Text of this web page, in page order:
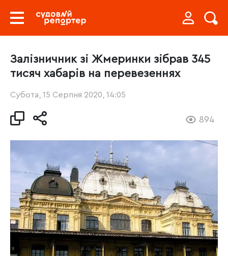
Залізничник зі Жмеринки зібрав 345
тисяч хабарів на перевезеннях
Субота, 15 Серпня 2020, 14:05
894